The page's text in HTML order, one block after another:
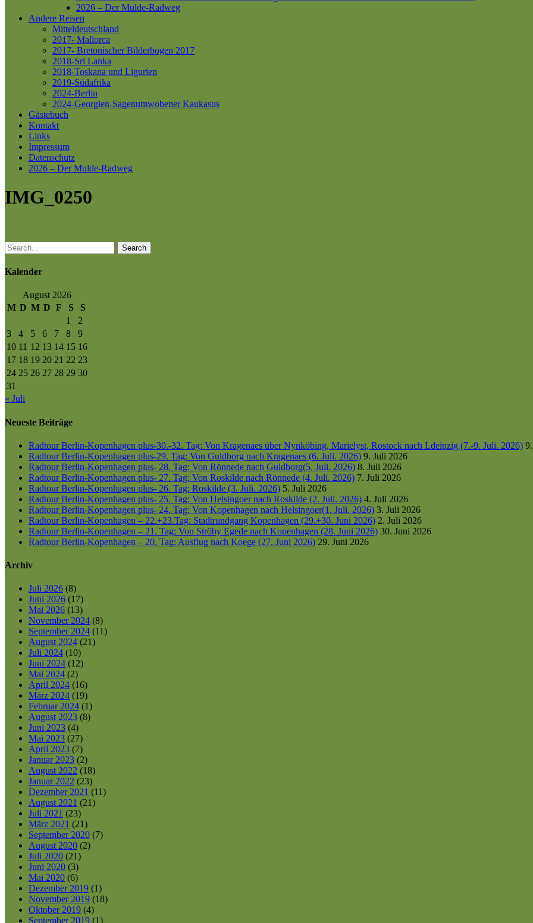
2026 – Der Mulde-Radweg
Andere Reisen
Mitteldeutschland
2017- Mallorca
2017- Bretonischer Bilderbogen 2017
2018-Sri Lanka
2018-Toskana und Ligurien
2019-Südafrika
2024-Berlin
2024-Georgien-Sagenumwobener Kaukasus
Gästebuch
Kontakt
Links
Impressum
Datenschutz
2026 – Der Mulde-Radweg
IMG_0250
Search
Kalender
August 2026
M D M D F S
S
1
2
3
4 5 6 7 8
9
10 11 12 13 14 15 16
17 18 19 20 21 22 23
24 25 26 27 28 29 30
31
« Juli
Neueste Beiträge
Radtour Berlin-Kopenhagen plus-30.-32. Tag: Von Kragenaes über Nynköbing, Marielyst, Rostock nach Ldeipzig (7.-9. Juli. 2026)
Radtour Berlin-Kopenhagen plus-29. Tag: Von Guldborg nach Kragenaes (6. Juli. 2026) 9. Juli 2026
Radtour Berlin-Kopenhagen plus- 28. Tag: Von Rönnede nach Guldborg(5. Juli. 2026) 8. Juli 2026
Radtour Berlin-Kopenhagen plus- 27. Tag: Von Roskilde nach Rönnede (4. Juli. 2026) 7. Juli 2026
Radtour Berlin-Kopenhagen plus- 26. Tag: Roskilde (3. Juli. 2026) 5. Juli 2026
Radtour Berlin-Kopenhagen plus- 25. Tag: Von Helsingoer nach Roskilde (2. Juli. 2026) 4. Juli 2026
Radtour Berlin-Kopenhagen plus- 24. Tag: Von Kopenhagen nach Helsingoer(1. Juli. 2026) 3. Juli 2026
Radtour Berlin-Kopenhagen – 22.+23.Tag: Stadtrundgang Kopenhagen (29.+30. Juni 2026) 2. Juli 2026
Radtour Berlin-Kopenhagen – 21. Tag: Von Ströby Egede nach Kopenhagen (28. Juni 2026) 30. Juni 2026
Radtour Berlin-Kopenhagen – 20. Tag: Ausflug nach Koege (27. Juni 2026) 29. Juni 2026
Archiv
Juli 2026 (8)
Juni 2026 (17)
Mai 2026 (13)
November 2024 (8)
September 2024 (11)
August 2024 (21)
Juli 2024 (10)
Juni 2024 (12)
Mai 2024 (2)
April 2024 (16)
März 2024 (19)
Februar 2024 (1)
August 2023 (8)
Juni 2023 (4)
Mai 2023 (27)
April 2023 (7)
Januar 2023 (2)
August 2022 (18)
Januar 2022 (23)
Dezember 2021 (11)
August 2021 (21)
Juli 2021 (23)
März 2021 (21)
September 2020 (7)
August 2020 (2)
Juli 2020 (21)
Juni 2020 (3)
Mai 2020 (6)
Dezember 2019 (1)
November 2019 (18)
Oktober 2019 (4)
September 2019 (1)